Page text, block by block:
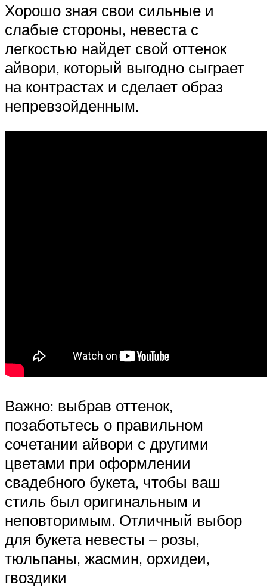
Хорошо зная свои сильные и
слабые стороны, невеста с
легкостью найдет свой оттенок
айвори, который выгодно сыграет
на контрастах и сделает образ
непревзойденным.
Важно: выбрав оттенок,
позаботьтесь о правильном
сочетании айвори с другими
цветами при оформлении
свадебного букета, чтобы ваш
стиль был оригинальным и
неповторимым. Отличный выбор
для букета невесты – розы,
тюльпаны, жасмин, орхидеи,
гвоздики